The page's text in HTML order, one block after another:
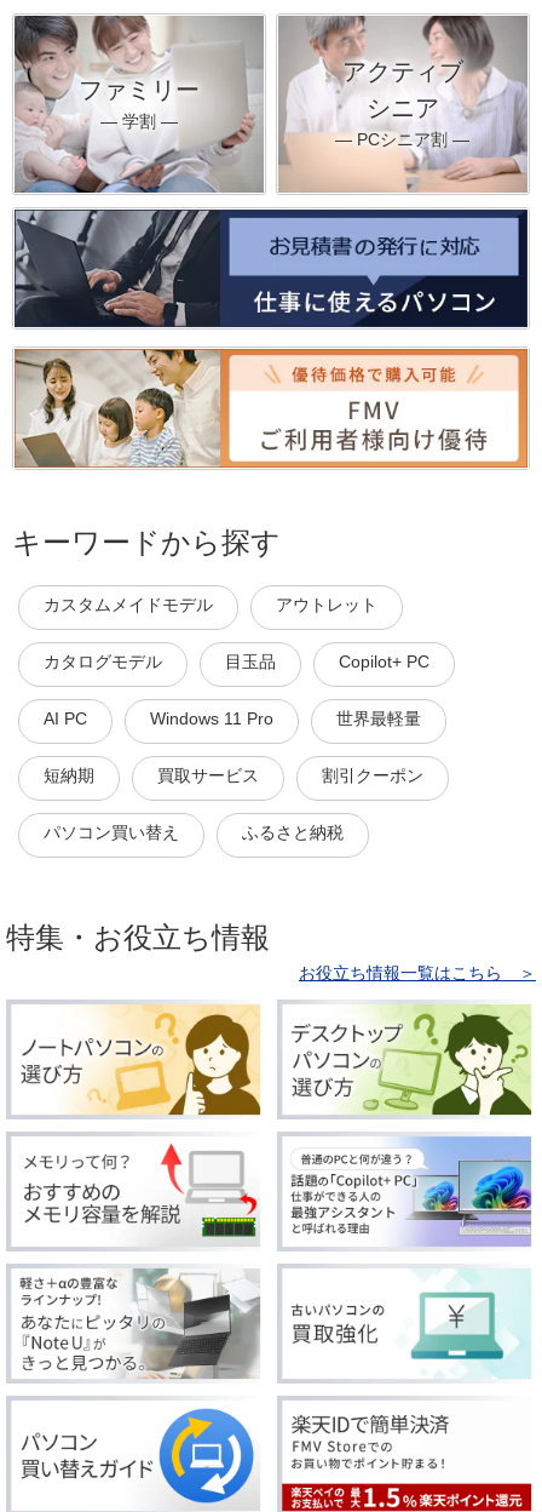
ファミリー
― 学割 ―
アクティブ
シニア
― PCシニア割 ―
キーワードから探す
カスタムメイドモデル アウトレット
カタログモデル 目玉品 Copilot+ PC
AI PC Windows 11 Pro 世界最軽量
短納期 買取サービス 割引クーポン
パソコン買い替え ふるさと納税
特集・お役立ち情報
お役立ち情報一覧はこちら ＞